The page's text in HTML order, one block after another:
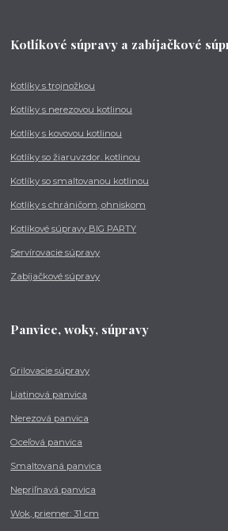
Kotlíkové súpravy a zabíjačkové
Kotlíky s trojnožkou
Kotlíky s nerezovou kotlinou
Kotlíky s kovovou kotlinou
Kotlíky so žiaruvzdor. kotlinou
Kotlíky so smaltovanou kotlinou
Kotlíky s chráničom, ohniskom
Kotlíkové súpravy BIG PARTY
Servírovacie súpravy
Zabíjačkové súpravy
Panvice, woky, súpravy
Grilovacie súpravy
Liatinová panvica
Nerezová panvica
Oceľová panvica
Smaltovaná panvica
Nepriľnavá panvica
Wok, priemer: 31 cm